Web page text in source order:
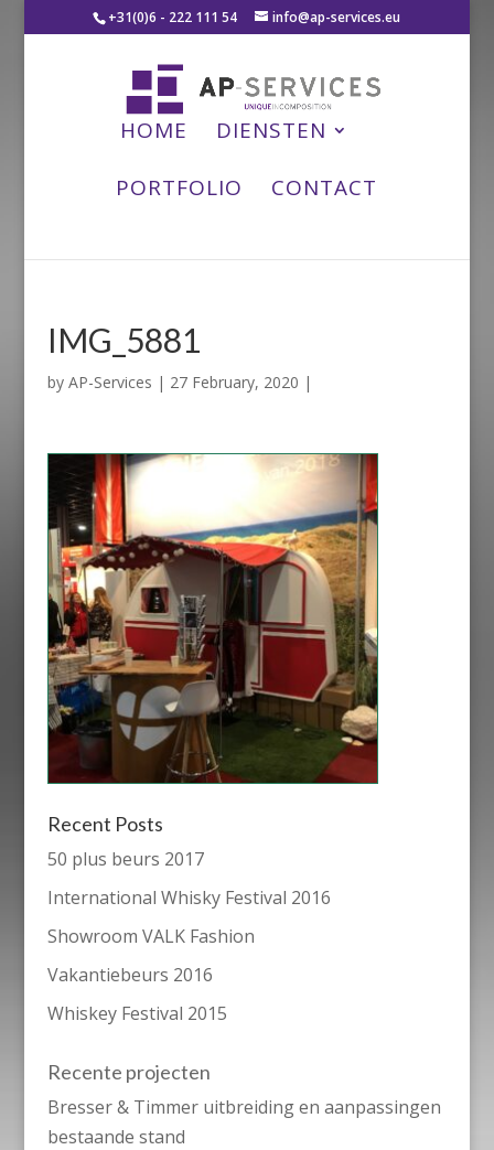
+31(0)6 - 222 111 54 info@ap-services.eu
HOME
DIENSTEN
PORTFOLIO
CONTACT
IMG_5881
by AP-Services | 27 February, 2020 |
Recent Posts
50 plus beurs 2017
International Whisky Festival 2016
Showroom VALK Fashion
Vakantiebeurs 2016
Whiskey Festival 2015
Recente projecten
Bresser & Timmer uitbreiding en aanpassingen
bestaande stand